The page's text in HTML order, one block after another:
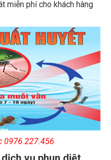
0976.227.456
vụ phun diệt